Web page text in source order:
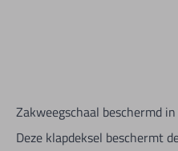
Zakweegschaal beschermd
Deze klapdeksel beschermt